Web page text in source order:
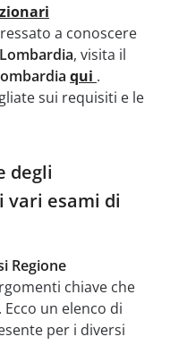
a conoscere
, visita il
qui .
sui requisiti e le
degli
esami di
Regione
chiave che
un elenco di
per i diversi